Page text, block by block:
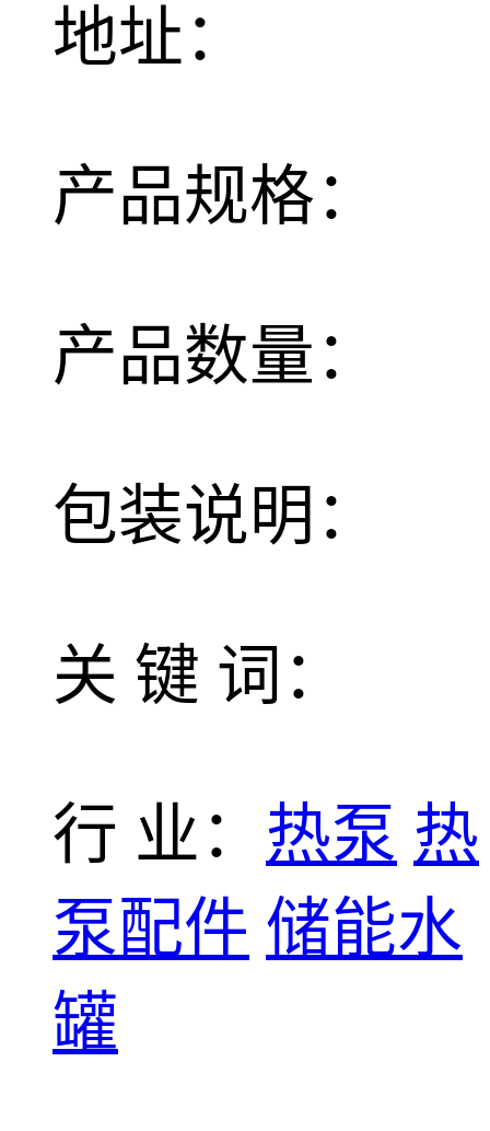
地址：
产品规格：
产品数量：
包装说明：
关 键 词：
行 业： 热泵 热
泵配件 储能水
罐